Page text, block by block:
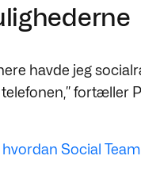
havde jeg
fortæller
Social